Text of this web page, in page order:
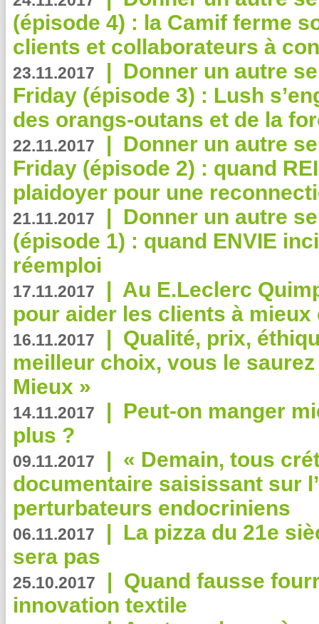
(épisode 4) : la Camif ferme
clients et collaborateurs à
23.11.2017 | Donner un autre
Friday (épisode 3) : Lush
des orangs-outans et de la
22.11.2017 | Donner un autre
Friday (épisode 2) : quand
plaidoyer pour une
21.11.2017 | Donner un autre
(épisode 1) : quand ENVIE
réemploi
17.11.2017 | Au E.Leclerc
pour aider les clients à
16.11.2017 | Qualité, prix,
meilleur choix, vous le
Mieux »
14.11.2017 | Peut-on manger
plus ?
09.11.2017 | « Demain, tous
documentaire saisissant sur
perturbateurs endocriniens
06.11.2017 | La pizza du 21e
sera pas
25.10.2017 | Quand fausse
innovation textile